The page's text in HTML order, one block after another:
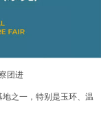
团进
之一，特别是玉环、温